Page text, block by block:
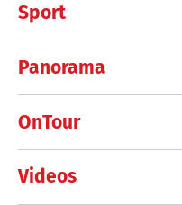
Sport
Panorama
OnTour
Videos